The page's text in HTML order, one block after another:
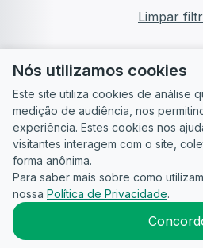
Limpar
Guia do
Candidato
Para
empresas
2026
Nós utilizamos cookies
Este site utiliza cookies de análise
medição de audiência, nos
experiência. Estes cookies nos
visitantes interagem com o site,
forma anônima.
Para saber mais sobre como
nossa Política de Privacidade.